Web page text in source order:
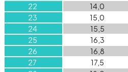
22
14,0
23
15,0
24
15,5
25
16,3
26
16,8
27
17,5